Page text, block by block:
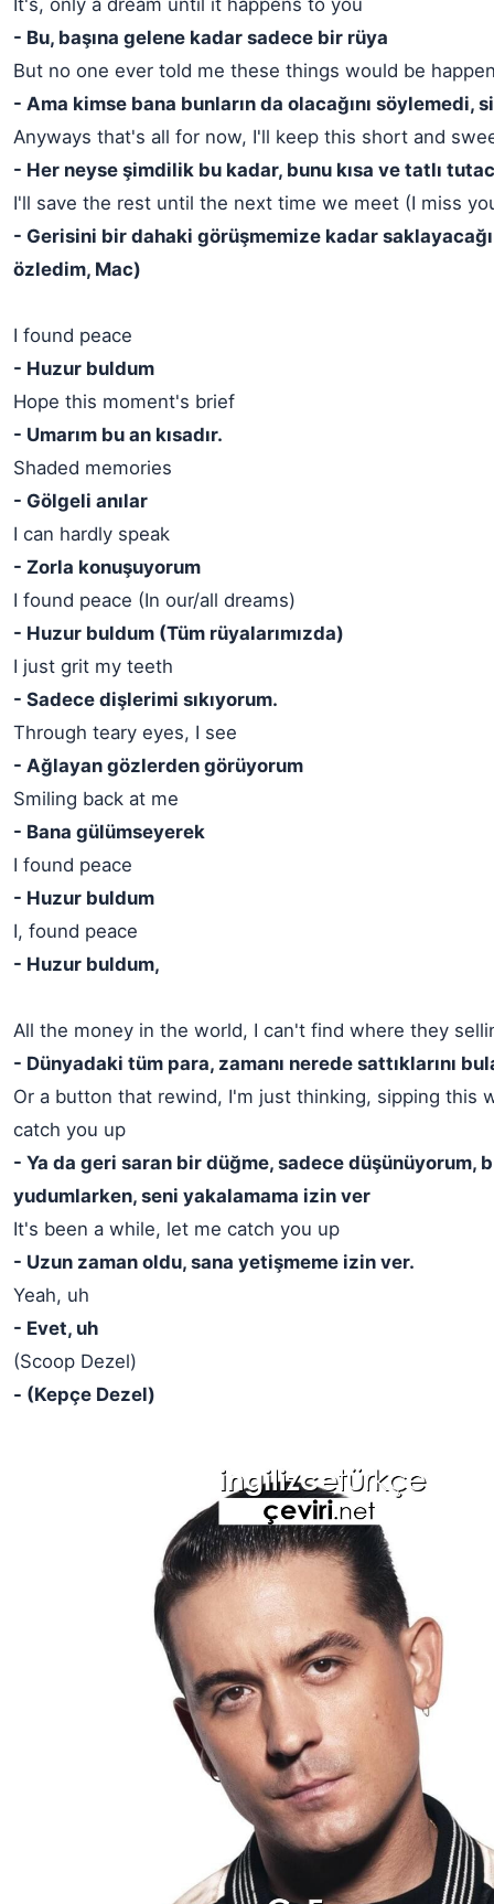
It's, only a dream until it happens to you
- Bu, başına gelene kadar sadece bir rüya
But no one ever told me these things would be
- Ama kimse bana bunların da olacağını söylemedi,
Anyways that's all for now, I'll keep this short and
- Her neyse şimdilik bu kadar, bunu kısa ve tatlı
I'll save the rest until the next time we meet (I miss
- Gerisini bir dahaki görüşmemize kadar
özledim, Mac)
I found peace
- Huzur buldum
Hope this moment's brief
- Umarım bu an kısadır.
Shaded memories
- Gölgeli anılar
I can hardly speak
- Zorla konuşuyorum
I found peace (In our/all dreams)
- Huzur buldum (Tüm rüyalarımızda)
I just grit my teeth
- Sadece dişlerimi sıkıyorum.
Through teary eyes, I see
- Ağlayan gözlerden görüyorum
Smiling back at me
- Bana gülümseyerek
I found peace
- Huzur buldum
I, found peace
- Huzur buldum,
All the money in the world, I can't find where they
- Dünyadaki tüm para, zamanı nerede sattıklarını
Or a button that rewind, I'm just thinking, sipping this
catch you up
- Ya da geri saran bir düğme, sadece düşünüyorum,
yudumlarken, seni yakalamama izin ver
It's been a while, let me catch you up
- Uzun zaman oldu, sana yetişmeme izin ver.
Yeah, uh
- Evet, uh
(Scoop Dezel)
- (Kepçe Dezel)